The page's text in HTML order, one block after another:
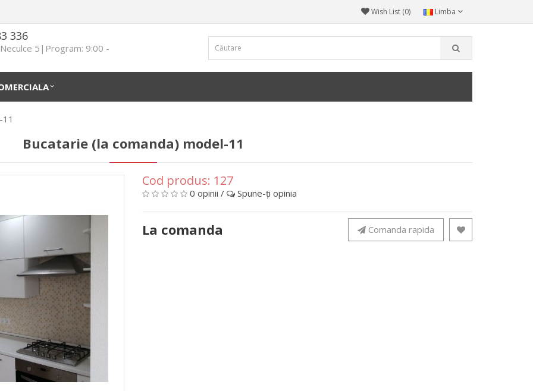
Limba
Wish List (0)
336
5|Program: 9:00 -
Bucatarie (la comanda) model-11
Cod produs: 127
0 opinii / Spune-ţi opinia
La comanda Comanda rapida